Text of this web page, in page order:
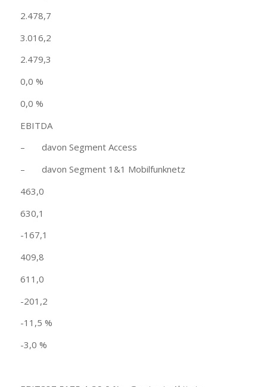
2.478,7
3.016,2
2.479,3
0,0 %
0,0 %
EBITDA
– davon Segment Access
– davon Segment 1&1 Mobilfunknetz
463,0
630,1
-167,1
409,8
611,0
-201,2
-11,5 %
-3,0 %